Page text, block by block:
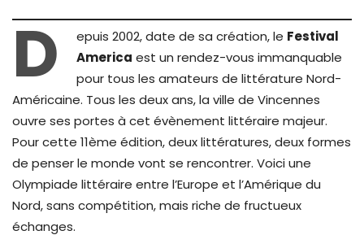
D epuis 2002, date de sa création, le Festival
America est un rendez-vous immanquable
pour tous les amateurs de littérature Nord-
Américaine. Tous les deux ans, la ville de Vincennes
ouvre ses portes à cet évènement littéraire majeur.
Pour cette 11ème édition, deux littératures, deux formes
de penser le monde vont se rencontrer. Voici une
Olympiade littéraire entre l’Europe et l’Amérique du
Nord, sans compétition, mais riche de fructueux
échanges.